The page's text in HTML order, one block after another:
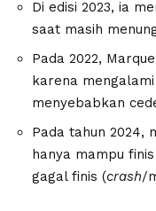
Di edisi 2023, ia
saat masih
Pada 2022,
karena
menyebabkan
Pada tahun 2024,
hanya mampu
gagal finis (crash/